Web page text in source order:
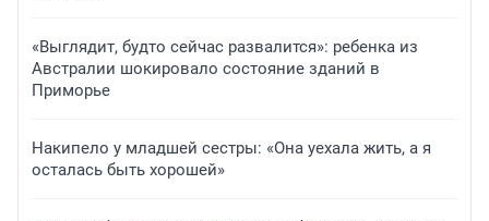
«Выглядит, будто сейчас развалится»: ребенка из
Австралии шокировало состояние зданий в
Приморье
Накипело у младшей сестры: «Она уехала жить, а я
осталась быть хорошей»